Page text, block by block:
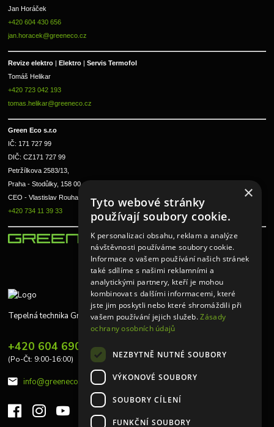
Jan Horáček
+420 604 430 656
jan.horacek@greeneco.cz
Revize elektro | Elektro | Servis Termofol
Tomáš Helikar
+420 723 042 193
tomas.helikar@greeneco.cz
Green Eco s.r.o
IČ: 171 727 99
DIČ: CZ171 727 99
Petržílkova 2583/13,
Praha - Stodůlky, 158 00
CEO - Vlastislav Rouha ml.
+420 734 11 39 33
Tepelná technika Greeneco
+420 604 690 848
(Po-Čt: 9:00-16:00)
info@greeneco.cz
×
Tyto webové stránky
používají soubory cookie.
K personalizaci obsahu, reklam a analýze
návštěvnosti používáme soubory cookie.
Informace o vašem používání našich stránek
také sdílíme s našimi reklamními a
analytickými partnery, kteří je mohou
kombinovat s dalšími informacemi, které
jste jim poskytli nebo které shromáždili při
vašem používání jejich služeb.Zásady
ochrany osobních údajů
NEZBYTNĚ NUTNÉ SOUBORY
VÝKONOVÉ SOUBORY
SOUBORY CÍLENÍ
FUNKČNÍ SOUBORY